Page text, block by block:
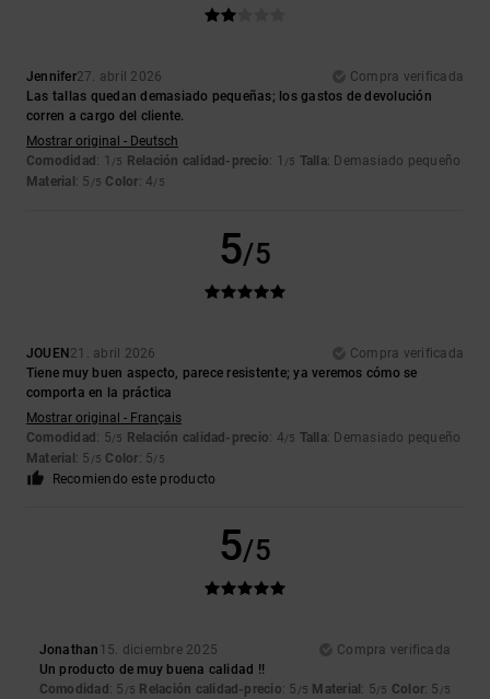
Jennifer27. abril 2026
Compra verificada
Las tallas quedan demasiado pequeñas; los gastos de devolución
corren a cargo del cliente.
Mostrar original - Deutsch
Comodidad : 1 /5 Relación calidad-precio: 1 /5 Talla: Demasiado pequeño
Material : 5 /5 Color: 4/5
5/5
JOUEN 21. abril 2026
Compra verificada
Tiene muy buen aspecto, parece resistente; ya veremos cómo se
comporta en la práctica
Mostrar original - Français
Comodidad : 5/5 Relación calidad-precio: 4/5 Talla: Demasiado pequeño
Material : 5 /5 Color: 5/5
Recomiendo este producto
5/5
Jonathan 15. diciembre 2025
Compra verificada
Un producto de muy buena calidad !!
Comodidad : 5 /5 Relación calidad-precio: 5 /5 Material : 5/5 Color: 5 /5